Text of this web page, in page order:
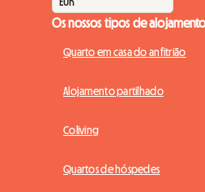
Os nossos tipos de
Quarto em casa do anfitrião
Alojamento partilhado
Coliving
Quartos de hóspedes